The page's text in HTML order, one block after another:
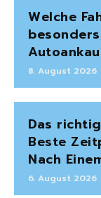
Welche
8. August 2026
Das
Beste
Nach
6. August 2026